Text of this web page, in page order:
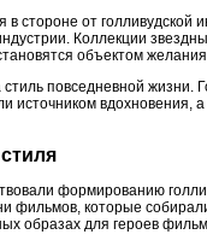
стороне от голливудской
Коллекции
объектом
повседневной
вдохновения,
формированию
фильмов, которые
образах для героев